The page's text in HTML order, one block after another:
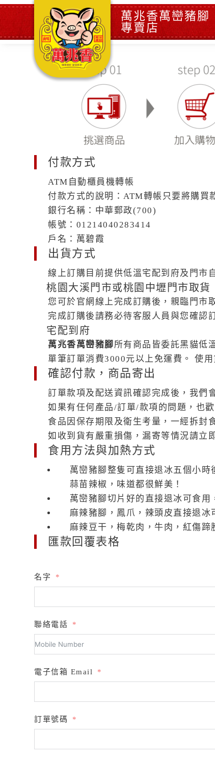
萬兆香萬巒豬腳
專賣店
付款方式
ATM自動櫃員機轉帳
付款方式的說明：ATM轉帳只要將購買
銀行名稱：中華郵政(700)
帳號：01214040283414
戶名：萬碧霞
出貨方式
線上訂購目前提供低溫宅配到府及門市
桃園大溪門市或桃園中壢門市取貨
您可於官網線上完成訂購後，親臨門市
完成訂購後請務必待客服人員與您確認
宅配到府
萬兆香萬巒豬腳所有商品皆委託黑貓低
單筆訂單消費3000元以上免運費。 使
確認付款，商品寄出
訂單款項及配送資訊確認完成後，我們
如果有任何產品/訂單/款項的問題，也
食品因保存期限及衛生考量，一經拆封
如收到貨有嚴重損傷，漏寄等情況請立
食用方法與加熱方式
萬巒豬腳整隻可直接退冰五個小
蒜苗辣椒，味道都很鮮美！
萬巒豬腳切片好的直接退冰可食用
麻辣豬腳，鳳爪，辣頭皮直接退冰
麻辣豆干，梅乾肉，牛肉，紅傷
匯款回覆表格
名字
聯絡電話
電子信箱 Email
訂單號碼